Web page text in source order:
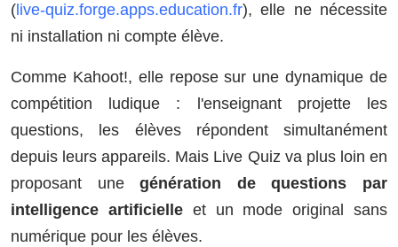
( live-quiz.forge.apps.education.fr), elle ne nécessite
ni installation ni compte élève.
Comme Kahoot!, elle repose sur une dynamique de
compétition ludique : l'enseignant projette les
questions, les élèves répondent simultanément
depuis leurs appareils. Mais Live Quiz va plus loin en
proposant unegénération de questions par
intelligence artificielleet un mode original sans
numérique pour les élèves.